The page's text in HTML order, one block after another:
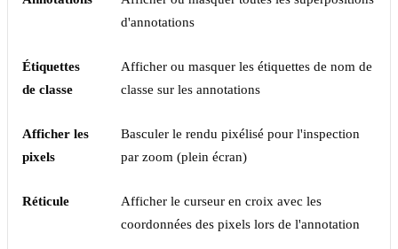
d'annotations
Étiquettes
de classe
Afficher ou masquer les étiquettes de nom de
classe sur les annotations
Afficher les
pixels
Basculer le rendu pixélisé pour l'inspection
par zoom (plein écran)
Réticule
Afficher le curseur en croix avec les
coordonnées des pixels lors de l'annotation